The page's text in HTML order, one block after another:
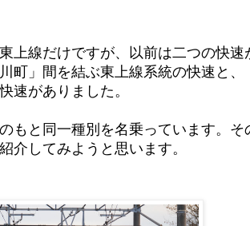
上線だけですが、以前は二つの快速
町」間を結ぶ東上線系統の快速と、
速がありました。
もと同一種別を名乗っています。そ
介してみようと思います。